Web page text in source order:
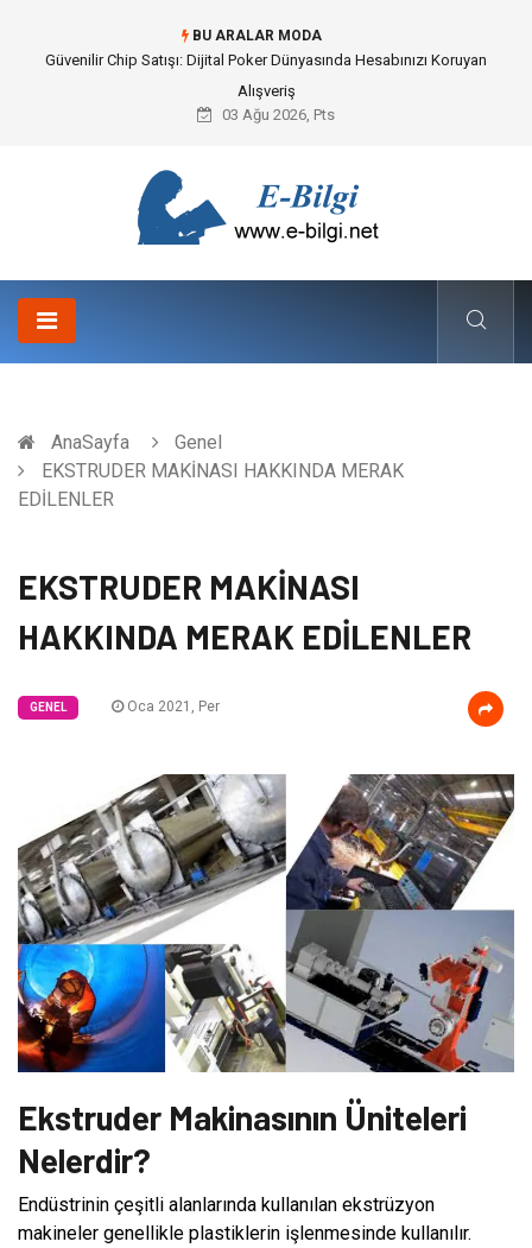
BU ARALAR MODA
Güvenilir Chip Satışı: Dijital Poker Dünyasında Hesabınızı Koruyan
Alışveriş
03 Ağu 2026, Pts
AnaSayfa
Genel
EKSTRUDER MAKİNASI HAKKINDA MERAK
EDİLENLER
EKSTRUDER MAKİNASI
HAKKINDA MERAK EDİLENLER
GENEL Oca 2021, Per
Ekstruder Makinasının Üniteleri
Nelerdir?
Endüstrinin çeşitli alanlarında kullanılan ekstrüzyon
makineler genellikle plastiklerin işlenmesinde kullanılır.